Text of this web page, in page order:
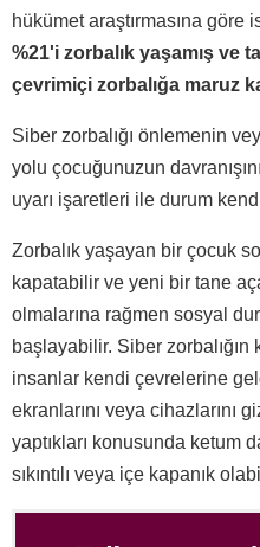
hükümet araştırmasına göre
%21'i zorbalık yaşamış ve
çevrimiçi zorbalığa maruz
Siber zorbalığı önlemenin
yolu çocuğunuzun
uyarı işaretleri ile durum
Zorbalık yaşayan bir çocuk
kapatabilir ve yeni bir tane
olmalarına rağmen sosyal
başlayabilir. Siber
insanlar kendi çevrelerine
ekranlarını veya cihazlarını
yaptıkları konusunda ketum
sıkıntılı veya içe kapanık